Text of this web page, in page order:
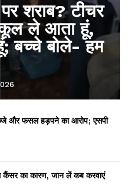
शराब? टीचर
ले आता हूं,
बच्चे बोले- हम
और फसल हड़पने का आरोप; एसपी
का कारण, जान लें कब करवाएं